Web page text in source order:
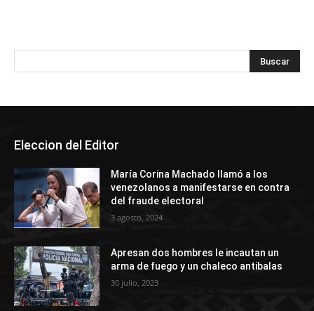
Eleccion del Editor
María Corina Machado llamó a los
venezolanos a manifestarse en contra
del fraude electoral
3 agosto, 2024
Apresan dos hombres le incautan un
arma de fuego y un chaleco antibalas
30 julio, 2023